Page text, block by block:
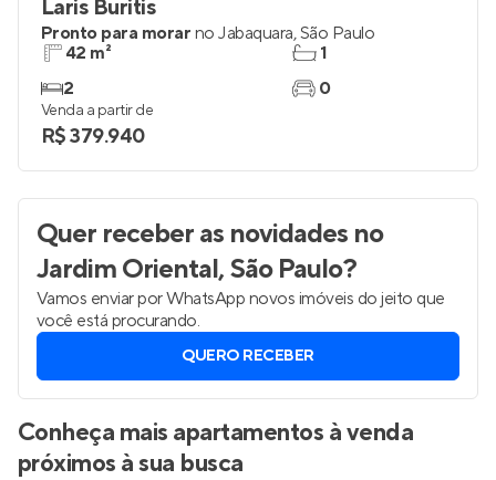
Laris Buritis
Pronto para morar no Jabaquara,São Paulo
42 m²
2
1
0
Venda a partir de
R$ 379.940
Quer receber as novidades no
Jardim Oriental, São Paulo?
Vamos enviar por WhatsApp novos imóveis do jeito que
você está procurando.
QUERO RECEBER
Conheça mais apartamentos à venda
próximos à sua busca